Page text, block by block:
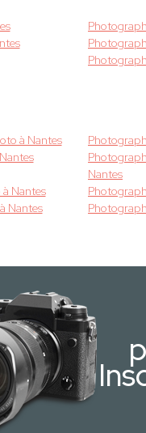
à Nantes
Nantes
Nantes
Nantes